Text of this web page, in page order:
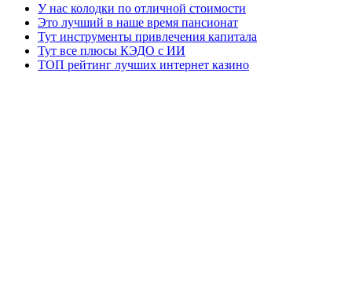
У нас колодки по отличной стоимости
Это лучший в наше время пансионат
Тут инструменты привлечения капитала
Тут все плюсы КЭДО с ИИ
ТОП рейтинг лучших интернет казино